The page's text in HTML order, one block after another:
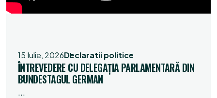
15 Iulie, 2026Declaratii politice
ÎNTREVEDERE CU DELEGAŢIA PARLAMENTARĂ DIN
BUNDESTAGUL GERMAN
...